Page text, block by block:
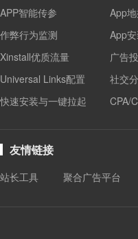
APP智能传参
作弊行为监测
Xinstall优质流量
Universal Links配置
快速安装与一键拉起
App
App
广告
社交
CPA/
友情链接
站长工具 聚合广告平台